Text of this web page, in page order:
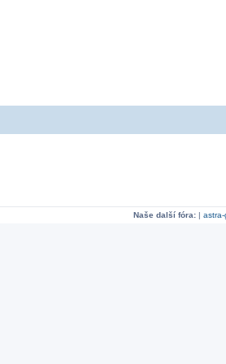
Naše další fóra:| astra-